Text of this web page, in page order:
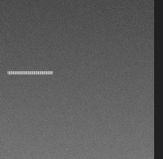
特世界杯首发
及比赛关键看点